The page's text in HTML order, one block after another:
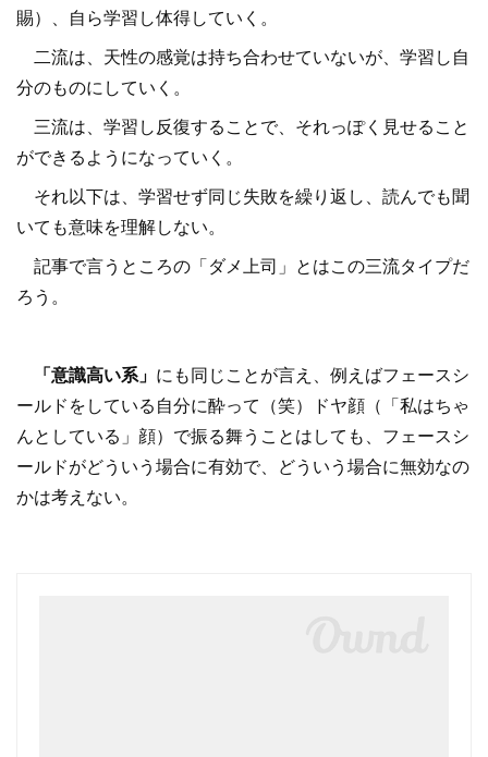
賜）、自ら学習し体得していく。
二流は、天性の感覚は持ち合わせていないが、学習し自
分のものにしていく。
三流は、学習し反復することで、それっぽく見せること
ができるようになっていく。
それ以下は、学習せず同じ失敗を繰り返し、読んでも聞
いても意味を理解しない。
記事で言うところの「ダメ上司」とはこの三流タイプだ
ろう。
「意識高い系」 にも同じことが言え、例えばフェースシ
ールドをしている自分に酔って（笑）ドヤ顔（「私はちゃ
んとしている」顔）で振る舞うことはしても、フェースシ
ールドがどういう場合に有効で、どういう場合に無効なの
かは考えない。